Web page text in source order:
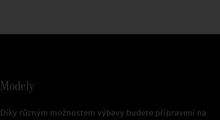
Modely
Díky různým možnostem výbavy budete připraveni na